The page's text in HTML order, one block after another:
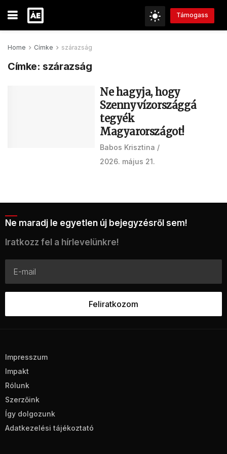
Támogass
Home Címke szárazság
Címke: szárazság
Ne hagyja, hogy
Szennyvízországgá
tegyék
Magyarországot!
Babos Krisztina
2026. május 21.
Ne maradj le egyetlen új bejegyzésről sem!
Iratkozz fel a hírlevelünkre!
Impresszum
Impakt
Rólunk
Szerzőink
Így dolgozunk
Adatkezelési tájékoztató